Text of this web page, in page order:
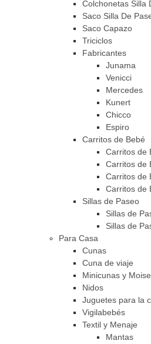
Colchonetas Silla
Saco Silla De
Saco Capazo
Triciclos
Fabricantes
Junama
Venicci
Mercedes
Kunert
Chicco
Espiro
Carritos de Bebé
Carritos de
Carritos de
Carritos de
Carritos de
Sillas de Paseo
Sillas de
Sillas de
Para Casa
Cunas
Cuna de viaje
Minicunas y
Nidos
Juguetes para la
Vigilabebés
Textil y Menaje
Mantas